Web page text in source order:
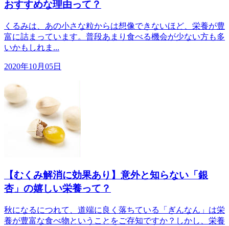
おすすめな理由って？
くるみは、あの小さな粒からは想像できないほど、栄養が豊
富に詰まっています。普段あまり食べる機会が少ない方も多
いかもしれま...
2020年10月05日
【むくみ解消に効果あり】意外と知らない「銀
杏」の嬉しい栄養って？
秋になるにつれて、道端に良く落ちている「ぎんなん」は栄
養が豊富な食べ物ということをご存知ですか？しかし、栄養